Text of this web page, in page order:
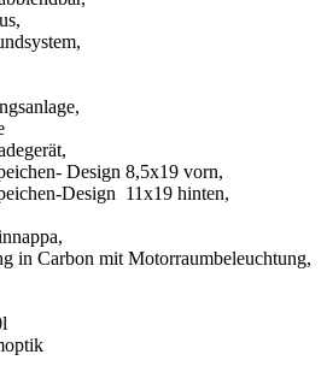
Design 8,5x19 vorn,
Design 11x19 hinten,
in Carbon mit Motorraumbeleuchtung,